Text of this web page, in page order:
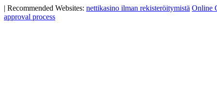
| Recommended Websites: nettikasino ilman rekisteröitymistä Online
approval process